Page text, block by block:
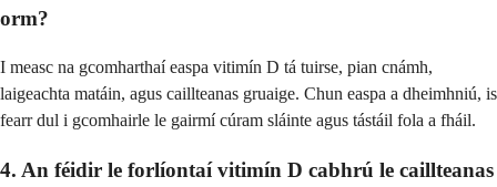
orm?
I measc na gcomharthaí easpa vitimín D tá tuirse, pian cnámh,
laigeachta matáin, agus caillteanas gruaige. Chun easpa a dheimhniú, is
fearr dul i gcomhairle le gairmí cúram sláinte agus tástáil fola a fháil.
4. An féidir le forlíontaí vitimín D cabhrú le caillteanas